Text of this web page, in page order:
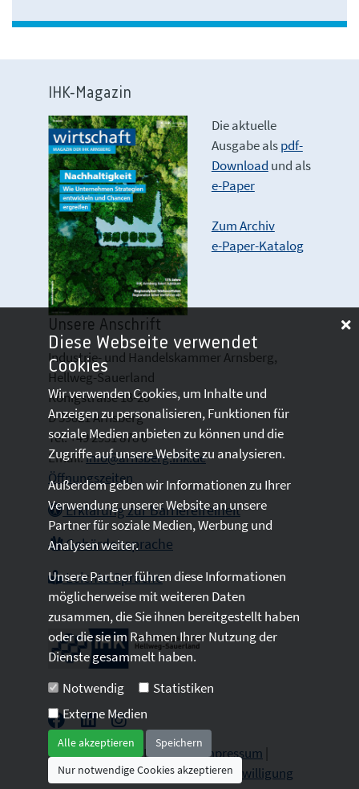
IHK-Magazin
Die aktuelle
Ausgabe alspdf-
Download und als
e-Paper
Zum Archiv
e-Paper-Katalog
Unsere Anschrift
Industrie- und Handelskammer Arnsberg,
Hellweg-Sauerland
Königstraße 18-20
D 59821 Arnsberg
Tel: +49 2931 878 0
Email:info@arnsberg.ihk.de
Öffnungszeiten
Erklärung zur Barrierefreiheit
Gebärdensprache
Leichte Sprache
2026 © All Rights Reserved.Impressum
Datenschutz|Sitemap|Cookie-Einwilligung
Diese Webseite verwendet
Cookies
Wir verwenden Cookies, um Inhalte und
Anzeigen zu personalisieren, Funktionen für
soziale Medien anbieten zu können und die
Zugriffe auf unsere Website zu analysieren.
Außerdem geben wir Informationen zu Ihrer
Verwendung unserer Website an unsere
Partner für soziale Medien, Werbung und
Analysen weiter.
Unsere Partner führen diese Informationen
möglicherweise mit weiteren Daten
zusammen, die Sie ihnen bereitgestellt haben
oder die sie im Rahmen Ihrer Nutzung der
Dienste gesammelt haben.
Notwendig
Statistiken
Externe Medien
Alle akzeptieren
Speichern
Nur notwendige Cookies akzeptieren